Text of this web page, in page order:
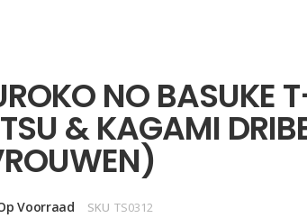
NO BASUKE
& KAGAMI
Voorraad SKU TS0312